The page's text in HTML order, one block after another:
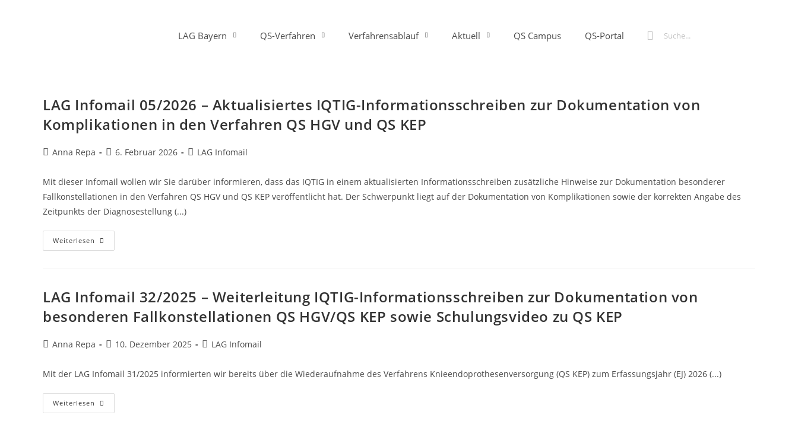
LAG Bayern QS-Verfahren Verfahrensablauf Aktuell QS Campus QS-Portal
LAG Infomail 05/2026 – Aktualisiertes IQTIG-Informationsschreiben zur Dokumentation von
Komplikationen in den Verfahren QS HGV und QS KEP
Anna Repa 6. Februar 2026 LAG Infomail
Mit dieser Infomail wollen wir Sie darüber informieren, dass das IQTIG in einem aktualisierten Informationsschreiben zusätzliche Hinweise zur Dokumentation besonderer
Fallkonstellationen in den Verfahren QS HGV und QS KEP veröffentlicht hat. Der Schwerpunkt liegt auf der Dokumentation von Komplikationen sowie der korrekten Angabe des
Zeitpunkts der Diagnosestellung (...)
Weiterlesen
LAG Infomail 32/2025 – Weiterleitung IQTIG-Informationsschreiben zur Dokumentation von
besonderen Fallkonstellationen QS HGV/QS KEP sowie Schulungsvideo zu QS KEP
Anna Repa 10. Dezember 2025 LAG Infomail
Mit der LAG Infomail 31/2025 informierten wir bereits über die Wiederaufnahme des Verfahrens Knieendoprothesenversorgung (QS KEP) zum Erfassungsjahr (EJ) 2026 (...)
Weiterlesen